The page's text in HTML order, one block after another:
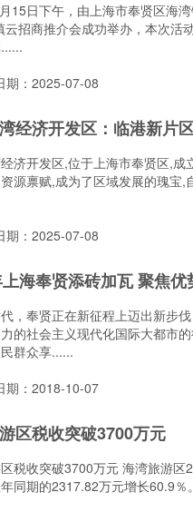
15日下午，由上海市奉贤区海
云招商推介会成功举办，本次活
期：2025-07-08
经济开发区：临港新片
济开发区,位于上海市奉贤区,
源禀赋,成为了区域发展的瑰宝
期：2025-07-08
海奉贤添砖加瓦 聚焦
，奉贤正在新征程上迈出新步
的社会主义现代化国际大都市
群众享......
期：2018-10-07
区税收突破3700万元
税收突破3700万元 海湾旅游
同期的2317.82万元增长60.9